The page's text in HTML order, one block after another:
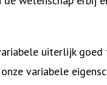
uiterlijk goed
variabele